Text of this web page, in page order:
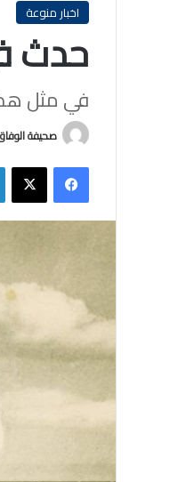
اخبار منوعة
حدث
في مثل
صحيفة
فيسبوك‫X